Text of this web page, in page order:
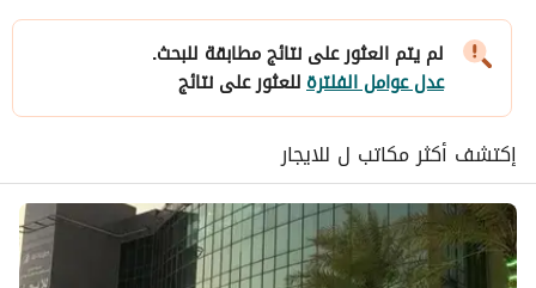
لم يتم العثور على نتائج مطابقة للبحث.
عدل عوامل الفلترةللعثور على نتائج
إكتشف أكثر مكاتب ل للايجار